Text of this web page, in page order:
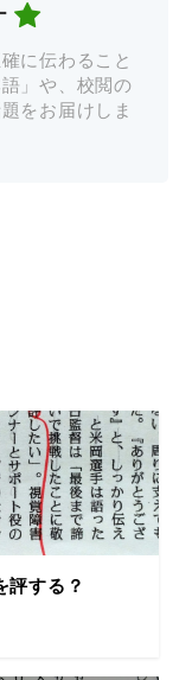
に伝わること
」や、校閲の
をお届けしま
評する？